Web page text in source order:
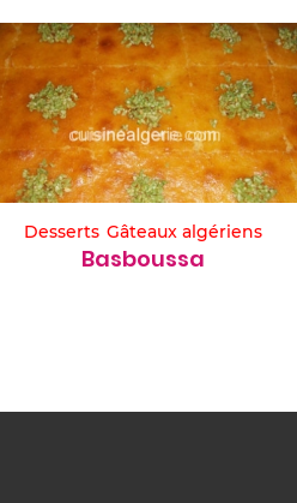
Desserts Gâteaux algériens
Basboussa